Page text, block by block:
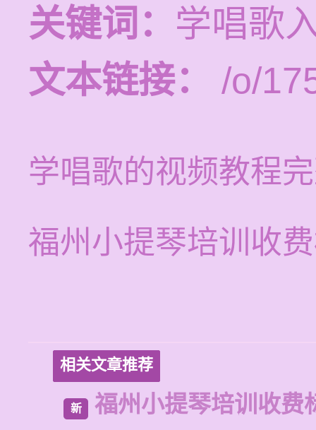
关键词： 学唱歌
文本链接：
/o/
学唱歌的视频教程
福州小提琴培训收
相关文章推荐
新 福州小提琴培训收费